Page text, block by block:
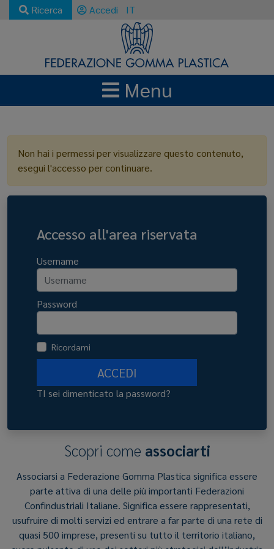
Ricerca Accedi IT
Menu
Non hai i permessi per visualizzare questo contenuto,
esegui l'accesso per continuare.
Accesso all'area riservata
Username
Password
Ricordami
ACCEDI
TI sei dimenticato la password?
Scopri come associarti
Associarsi a Federazione Gomma Plastica significa essere
parte attiva di una delle più importanti Federazioni
Confindustriali Italiane. Significa essere rappresentati,
usufruire di molti servizi ed entrare a far parte di una rete di
quasi 500 imprese, presenti su tutto il territorio italiano,